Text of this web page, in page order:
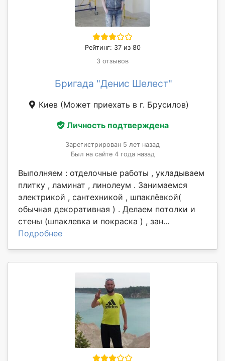
Рейтинг: 37 из 80
3 отзывов
Бригада "Денис Шелест"
Киев (Может приехать в г. Брусилов)
Личность подтверждена
Зарегистрирован 5 лет назад
Был на сайте 4 года назад
Выполняем : отделочные работы , укладываем
плитку , ламинат , линолеум . Занимаемся
электрикой , сантехникой , шпаклёвкой(
обычная декоративная ) . Делаем потолки и
стены (шпаклевка и покраска ) , зан...
Подробнее